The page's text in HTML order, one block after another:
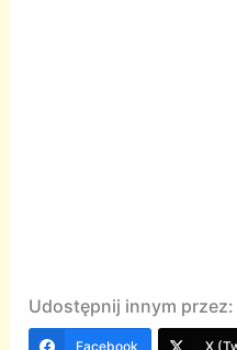
Udostępnij innym przez:
Facebook X